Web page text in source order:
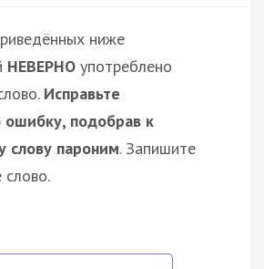
ниже
НЕВЕРНО употреблено
Исправьте
ошибку, подобрав к
слову пароним. Запишите